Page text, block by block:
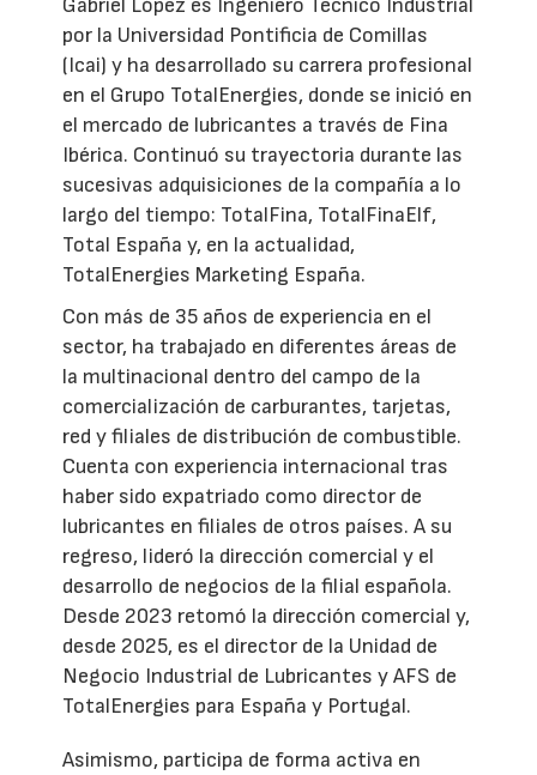
Gabriel López es Ingeniero Técnico Industrial
por la Universidad Pontificia de Comillas
(Icai) y ha desarrollado su carrera profesional
en el Grupo TotalEnergies, donde se inició en
el mercado de lubricantes a través de Fina
Ibérica. Continuó su trayectoria durante las
sucesivas adquisiciones de la compañía a lo
largo del tiempo: TotalFina, TotalFinaElf,
Total España y, en la actualidad,
TotalEnergies Marketing España.
Con más de 35 años de experiencia en el
sector, ha trabajado en diferentes áreas de
la multinacional dentro del campo de la
comercialización de carburantes, tarjetas,
red y filiales de distribución de combustible.
Cuenta con experiencia internacional tras
haber sido expatriado como director de
lubricantes en filiales de otros países. A su
regreso, lideró la dirección comercial y el
desarrollo de negocios de la filial española.
Desde 2023 retomó la dirección comercial y,
desde 2025, es el director de la Unidad de
Negocio Industrial de Lubricantes y AFS de
TotalEnergies para España y Portugal.
Asimismo, participa de forma activa en